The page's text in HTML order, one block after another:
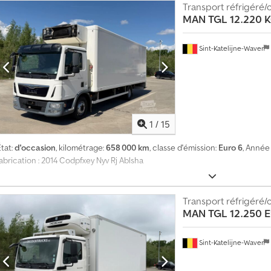
Logos/publicités éventuellement modifiés sur les photos.
Nous vous conseillons volontiers en allemand, anglais, grec, russe,
(?????).
1 / 15
Sint-Katelijne-Waver
Transport réfrigéré/
MAN TGL 12.220
d'occasion, kilométrage:658 000 km, classe d'émission: Euro 6,
: 2014 Codpfxey Nyv Rj Ablsha
Sint-Katelijne-Waver
Transport réfrigéré/
MAN TGL 12.250